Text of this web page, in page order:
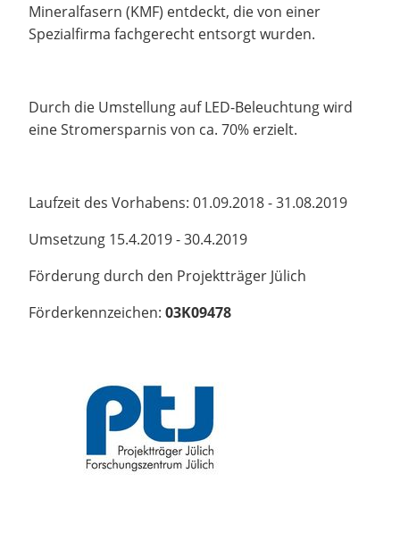
Mineralfasern (KMF) entdeckt, die von einer
Spezialfirma fachgerecht entsorgt wurden.
Durch die Umstellung auf LED-Beleuchtung wird
eine Stromersparnis von ca. 70% erzielt.
Laufzeit des Vorhabens: 01.09.2018 - 31.08.2019
Umsetzung 15.4.2019 - 30.4.2019
Förderung durch den Projektträger Jülich
Förderkennzeichen: 03K09478